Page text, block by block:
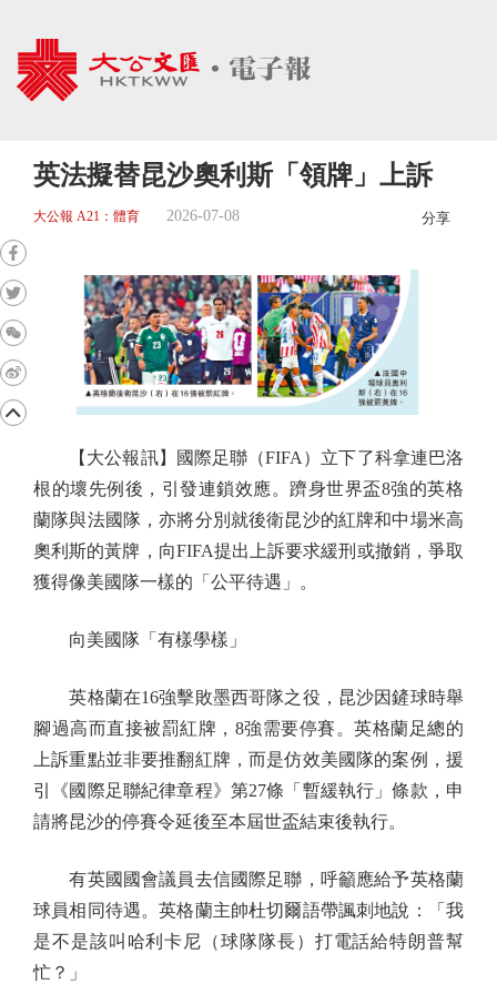
英法擬替昆沙奧利斯「領牌」上訴
大公報 A21：體育 2026-07-08 分享
【大公報訊】國際足聯（FIFA）立下了科拿連巴洛
根的壞先例後，引發連鎖效應。躋身世界盃8強的英格
蘭隊與法國隊，亦將分別就後衛昆沙的紅牌和中場米高
奧利斯的黃牌，向FIFA提出上訴要求緩刑或撤銷，爭取
獲得像美國隊一樣的「公平待遇」。
向美國隊「有樣學樣」
英格蘭在16強擊敗墨西哥隊之役，昆沙因鏟球時舉
腳過高而直接被罰紅牌，8強需要停賽。英格蘭足總的
上訴重點並非要推翻紅牌，而是仿效美國隊的案例，援
引《國際足聯紀律章程》第27條「暫緩執行」條款，申
請將昆沙的停賽令延後至本屆世盃結束後執行。
有英國國會議員去信國際足聯，呼籲應給予英格蘭
球員相同待遇。英格蘭主帥杜切爾語帶諷刺地說：「我
是不是該叫哈利卡尼（球隊隊長）打電話給特朗普幫
忙？」